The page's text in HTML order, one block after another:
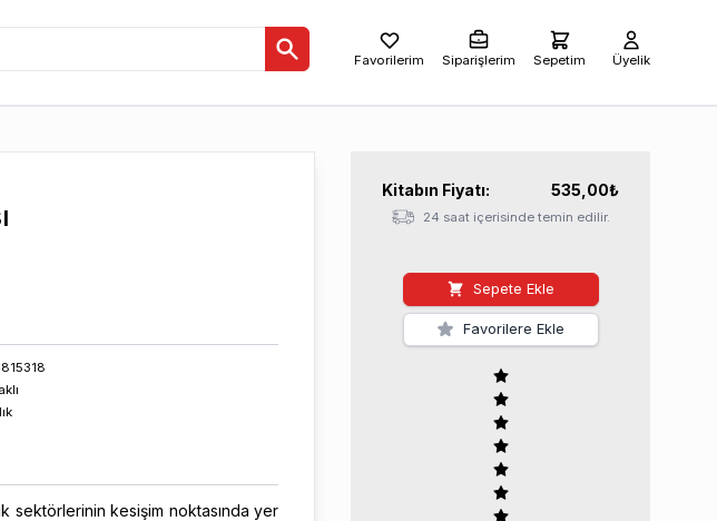
Favorilerim Siparişlerim Sepetim Üyelik
sektörlerinin kesişim noktasında yer
Kitabın Fiyatı: 535,00₺
24 saat içerisinde temin edilir.
Sepete Ekle
Favorilere Ekle